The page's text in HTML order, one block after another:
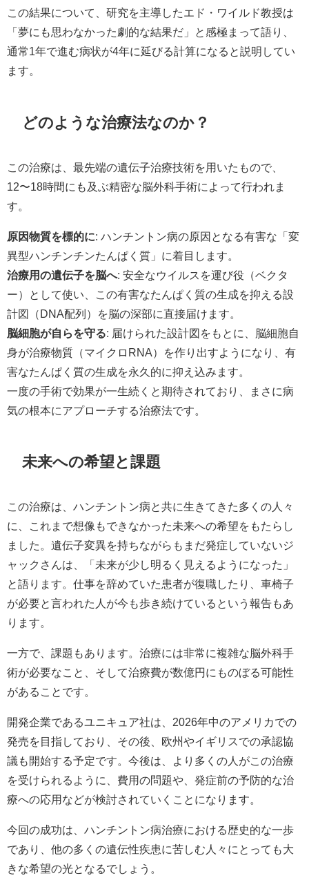
この結果について、研究を主導したエド・ワイルド教授は
「夢にも思わなかった劇的な結果だ」と感極まって語り、
通常1年で進む病状が4年に延びる計算になると説明してい
ます。
どのような治療法なのか？
この治療は、最先端の遺伝子治療技術を用いたもので、
12〜18時間にも及ぶ精密な脳外科手術によって行われま
す。
原因物質を標的に: ハンチントン病の原因となる有害な「変
異型ハンチンチンたんぱく質」に着目します。
治療用の遺伝子を脳へ: 安全なウイルスを運び役（ベクタ
ー）として使い、この有害なたんぱく質の生成を抑える設
計図（DNA配列）を脳の深部に直接届けます。
脳細胞が自らを守る: 届けられた設計図をもとに、脳細胞自
身が治療物質（マイクロRNA）を作り出すようになり、有
害なたんぱく質の生成を永久的に抑え込みます。
一度の手術で効果が一生続くと期待されており、まさに病
気の根本にアプローチする治療法です。
未来への希望と課題
この治療は、ハンチントン病と共に生きてきた多くの人々
に、これまで想像もできなかった未来への希望をもたらし
ました。遺伝子変異を持ちながらもまだ発症していないジ
ャックさんは、「未来が少し明るく見えるようになった」
と語ります。仕事を辞めていた患者が復職したり、車椅子
が必要と言われた人が今も歩き続けているという報告もあ
ります。
一方で、課題もあります。治療には非常に複雑な脳外科手
術が必要なこと、そして治療費が数億円にものぼる可能性
があることです。
開発企業であるユニキュア社は、2026年中のアメリカでの
発売を目指しており、その後、欧州やイギリスでの承認協
議も開始する予定です。今後は、より多くの人がこの治療
を受けられるように、費用の問題や、発症前の予防的な治
療への応用などが検討されていくことになります。
今回の成功は、ハンチントン病治療における歴史的な一歩
であり、他の多くの遺伝性疾患に苦しむ人々にとっても大
きな希望の光となるでしょう。